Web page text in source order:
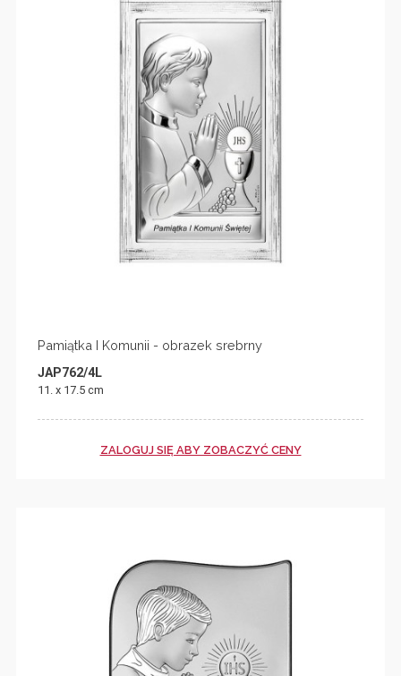
Pamiątka I Komunii - obrazek srebrny
JAP762/4L
11. x 17.5 cm
ZALOGUJ SIĘ ABY ZOBACZYĆ CENY